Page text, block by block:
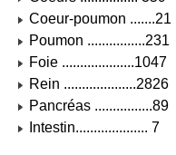
Coeur-poumon .......21
Poumon ................231
Foie ....................1047
Rein ....................2826
Pancréas ................89
Intestin.................... 7